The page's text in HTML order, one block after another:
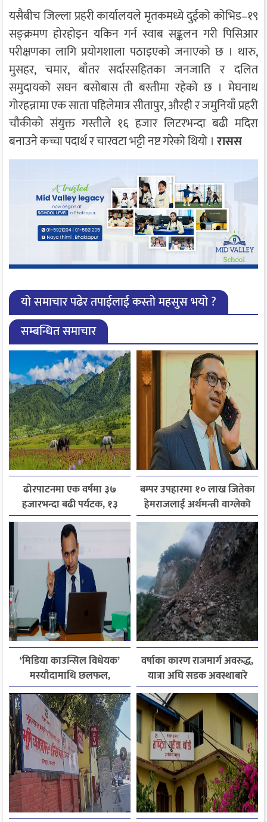
यसैबीच जिल्ला प्रहरी कार्यालयले मृतकमध्ये दुईको कोभिड–१९
सङ्क्रमण होरहोइन यकिन गर्न स्वाब सङ्कलन गरी पिसिआर
परीक्षणका लागि प्रयोगशाला पठाइएको जनाएको छ । थारु,
मुसहर, चमार, बाँतर सर्दारसहितका जनजाति र दलित
समुदायको सघन बसोबास ती बस्तीमा रहेको छ । मेघनाथ
गोरहन्नामा एक साता पहिलेमात्र सीतापुर, औरही र जमुनियाँ प्रहरी
चौकीको संयुक्त गस्तीले १६ हजार लिटरभन्दा बढी मदिरा
बनाउने कच्चा पदार्थ र चारवटा भट्टी नष्ट गरेको थियो ।रासस
यो समाचार पढेर तपाईलाई कस्तो महसुस भयो ?
सम्बन्धित समाचार
ढोरपाटनमा एक वर्षमा ३७
हजारभन्दा बढी पर्यटक, १३
हजारले बढ्यो आगमन
बम्पर उपहारमा १० लाख जितेका
हेमराजलाई अर्थमन्त्री वाग्लेको
फोन, रुपन्देहीकी सपनाले
जितिन् एक लाख
‘मिडिया काउन्सिल विधेयक’
मस्यौदामाथि छलफल,
एआईदेखि पत्रकारको
लाइसेन्ससम्मका विषयमा
सुझाव
वर्षाका कारण राजमार्ग अवरुद्ध,
यात्रा अघि सडक अवस्थाबारे
जानकारी लिन आग्रह